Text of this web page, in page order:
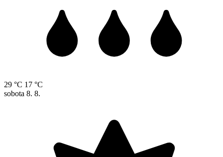
29 °C 17 °C
sobota 8. 8.